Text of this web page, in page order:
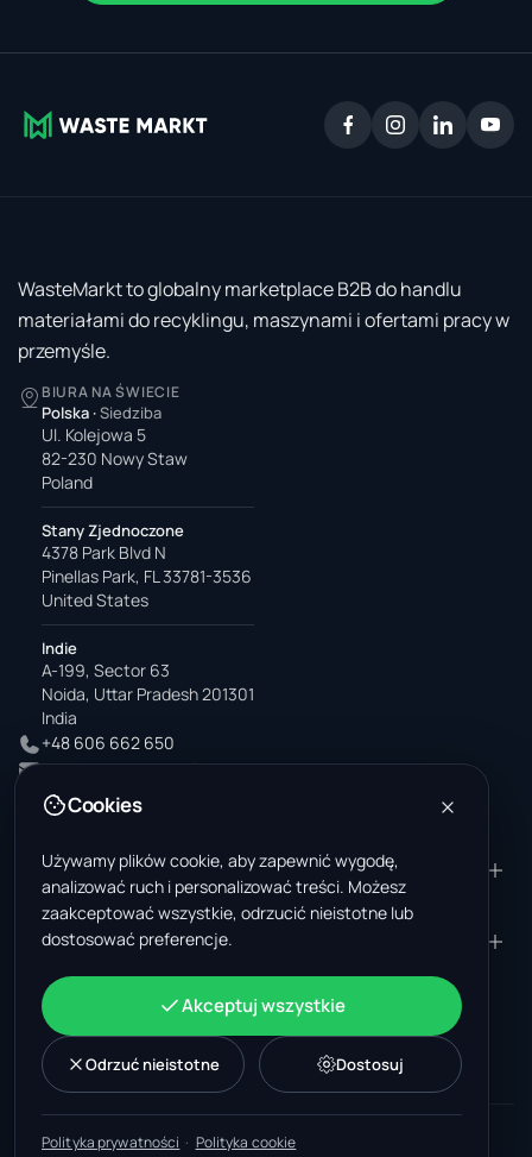
WasteMarkt to globalny marketplace B2B do handlu
materiałami do recyklingu, maszynami i ofertami pracy w
przemyśle.
BIURA NA ŚWIECIE
Polska ·Siedziba
Ul. Kolejowa 5
82-230 Nowy Staw
Poland
Stany Zjednoczone
4378 Park Blvd N
Pinellas Park, FL 33781-3536
United States
Indie
A-199, Sector 63
Noida, Uttar Pradesh 201301
India
+48 606 662 650
support@wastemarkt.com
office@wastemarkt.com
PRODUKT
Marketplace
Materiały — sprzedaż
Materiały — kupno
Praca (USA)
Maszyny
Aktualności
ZASOBY
Akademia dostawcy
Kontakt
Rynek scrapu w Meksyku
Rynek scrapu w Turcji
Rynek recyklingu w Malezji
FIRMA
O nas
Wsparcie
Regulamin
Polityka prywatności
Ustawienia plików cookie
KONTO
Zaloguj się
Załóż konto
Dodaj ogłoszenie
©2026WasteMarkt.Wszelkie prawa zastrzeżone.
Cookies
Używamy plików cookie, aby zapewnić wygodę,
analizować ruch i personalizować treści. Możesz
zaakceptować wszystkie, odrzucić nieistotne lub
dostosować preferencje.
Akceptuj wszystkie
Odrzuć nieistotne Dostosuj
Polityka prywatności · Polityka cookie